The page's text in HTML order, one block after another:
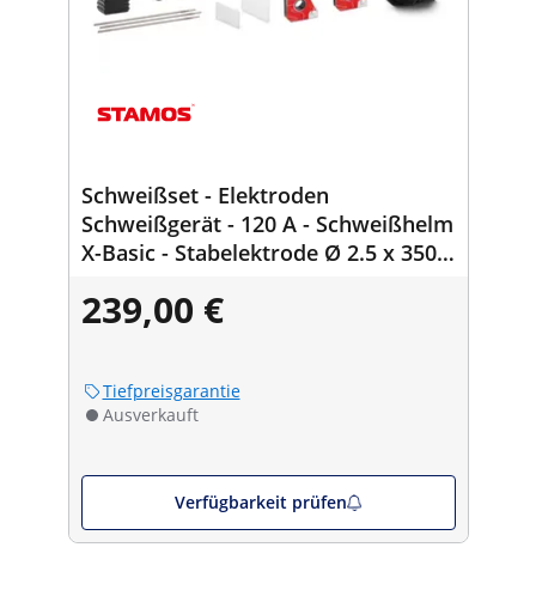
Schweißset - Elektroden
Schweißgerät - 120 A - Schweißhelm
X-Basic - Stabelektrode Ø 2.5 x 350
30/45/60/90° - 15 kg
239,00 €
Tiefpreisgarantie
Ausverkauft
Verfügbarkeit prüfen